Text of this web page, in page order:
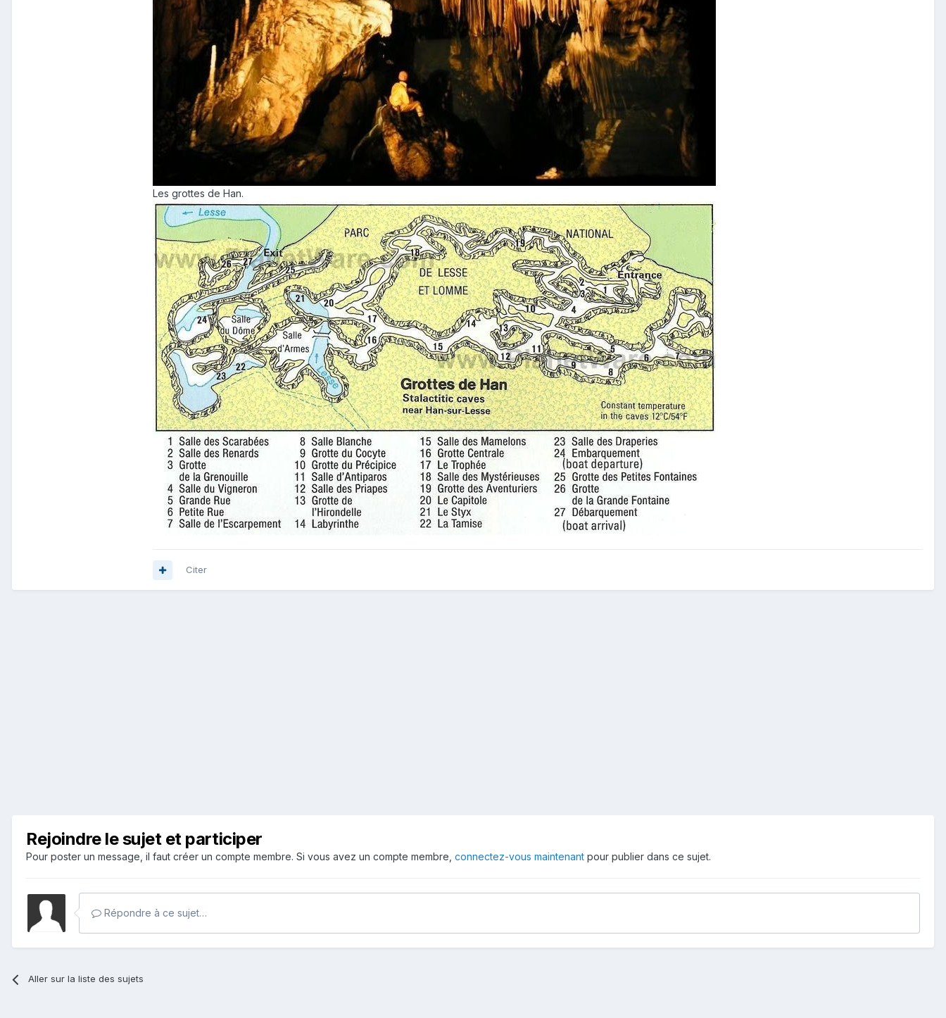
Les grottes de Han.
Citer
Rejoindre le sujet et participer
Pour poster un message, il faut créer un compte membre. Si vous avez un compte membre, connectez-vous maintenant pour publier dans ce sujet.
Répondre à ce sujet…
Aller sur la liste des sujets